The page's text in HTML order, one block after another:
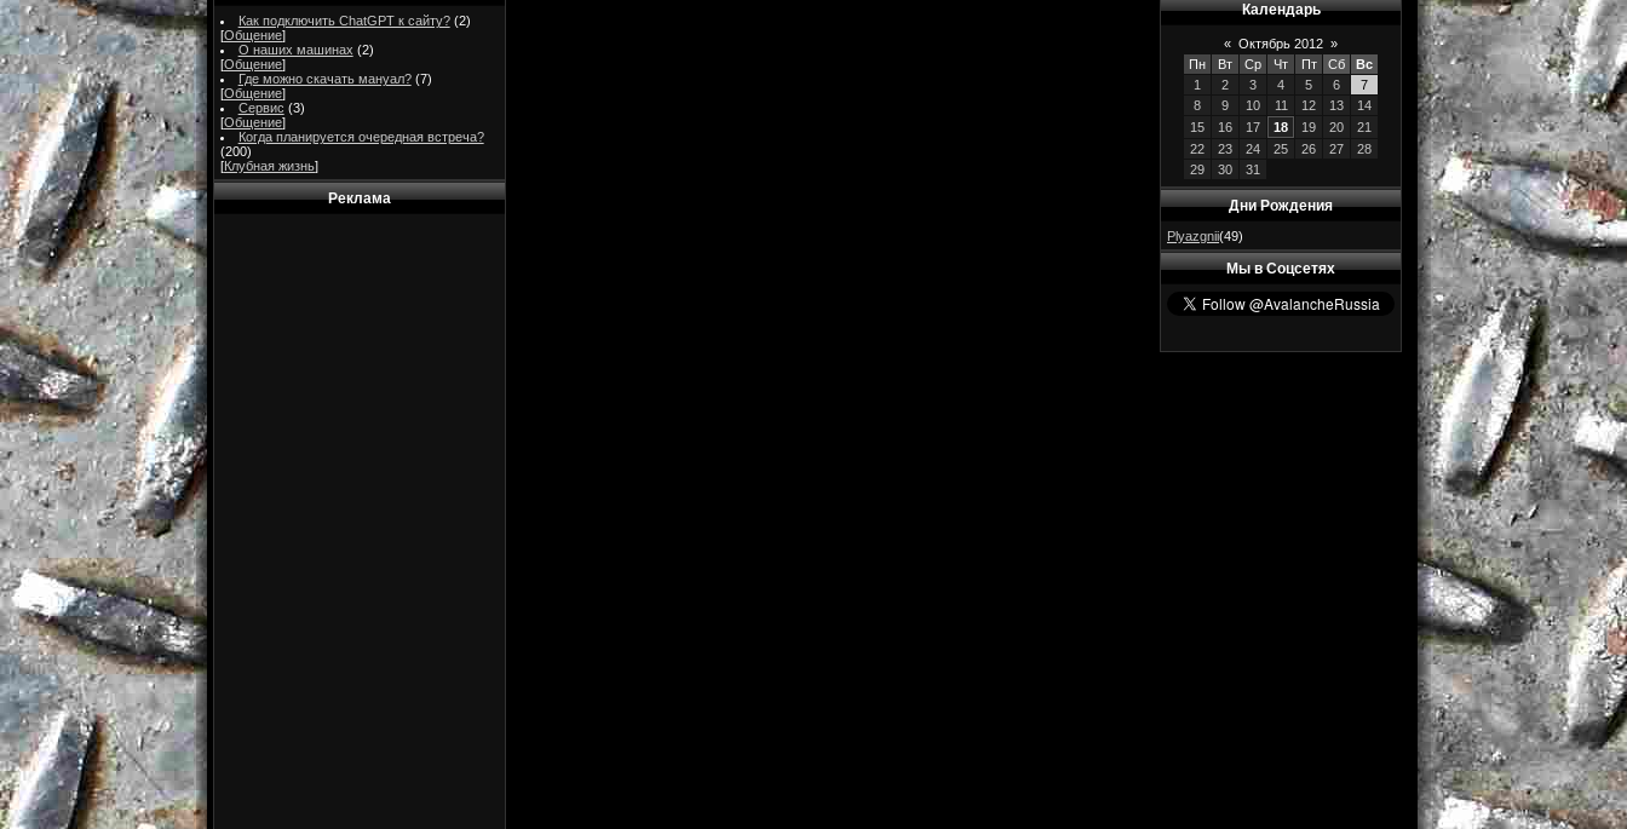
Как подключить ChatGPT к сайту? (2)
[Общение]
О наших машинах (2)
[Общение]
Где можно скачать мануал? (7)
[Общение]
Сервис (3)
[Общение]
Когда планируется очередная встреча?
(200)
[Клубная жизнь]
Реклама
Календарь
« Октябрь 2012 »
Пн
Вт Ср Чт Пт Сб
Вс
1
2 3 4 5 6
7
8
9 10 11 12 13
14
15
16 17 18 19 20
21
22
23 24 25 26 27
28
29
30 31
Дни Рождения
Plyazgnii(49)
Мы в Соцсетях